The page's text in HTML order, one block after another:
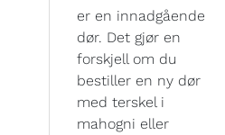
er en innadgående
dør. Det gjør en
forskjell om du
bestiller en ny dør
med terskel i
mahogni eller